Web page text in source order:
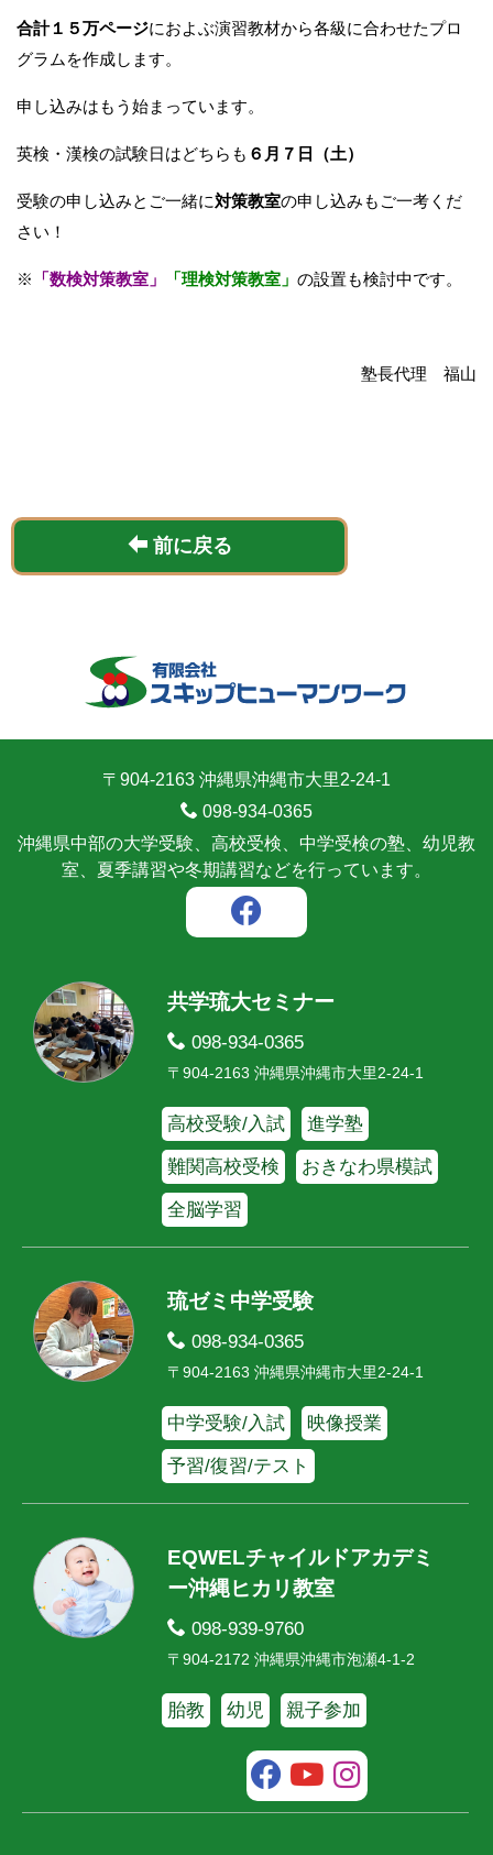
合計１５万ページにおよぶ演習教材から各級に合わせたプロ
グラムを作成します。
申し込みはもう始まっています。
英検・漢検の試験日はどちらも ６月７日（土）
受験の申し込みとご一緒に対策教室の申し込みもご一考くだ
さい！
※ 「数検対策教室」 「理検対策教室」 の設置も検討中です。
塾長代理 福山
前に戻る
〒904-2163 沖縄県沖縄市大里2-24-1
098-934-0365
沖縄県中部の大学受験、高校受検、中学受検の塾、幼児教
室、夏季講習や冬期講習などを行っています。
共学琉大セミナー
098-934-0365
〒904-2163 沖縄県沖縄市大里2-24-1
高校受験/入試 進学塾
難関高校受検 おきなわ県模試
全脳学習
琉ゼミ中学受験
098-934-0365
〒904-2163 沖縄県沖縄市大里2-24-1
中学受験/入試 映像授業
予習/復習/テスト
EQWELチャイルドアカデミ
ー沖縄ヒカリ教室
098-939-9760
〒904-2172 沖縄県沖縄市泡瀬4-1-2
胎教 幼児 親子参加